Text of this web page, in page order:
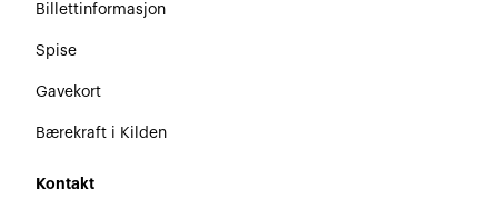
Billettinformasjon
Spise
Gavekort
Bærekraft i Kilden
Kontakt